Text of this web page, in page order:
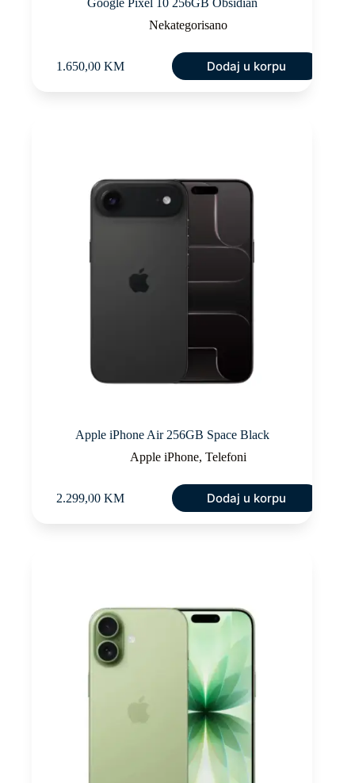
Nekategorisano
1.650,00 KM Dodaj u korpu
Apple iPhone Air 256GB Space Black
Apple iPhone, Telefoni
2.299,00 KM Dodaj u korpu